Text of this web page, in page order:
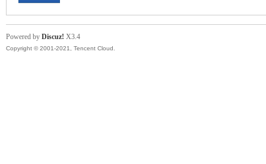
Powered by Discuz! X3.4
Copyright © 2001-2021, Tencent Cloud.